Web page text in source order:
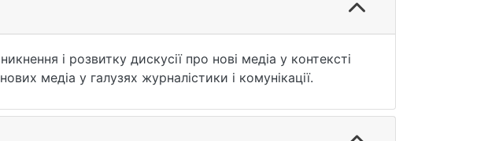
і розвитку дискусії про нові медіа у контексті
медіа у галузях журналістики і комунікації.